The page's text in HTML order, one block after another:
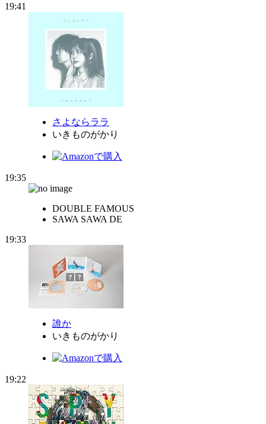
19:41
さよならララ
いきものがかり
19:35
DOUBLE FAMOUS
SAWA SAWA DE
19:33
誰か
いきものがかり
19:22